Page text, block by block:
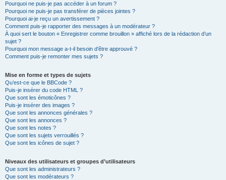
Pourquoi ne puis-je pas accéder à un forum ?
Pourquoi ne puis-je pas transférer de pièces jointes ?
Pourquoi ai-je reçu un avertissement ?
Comment puis-je rapporter des messages à un modérateur ?
À quoi sert le bouton « Enregistrer comme brouillon » affiché lors de la rédaction d’un
sujet ?
Pourquoi mon message a-t-il besoin d’être approuvé ?
Comment puis-je remonter mes sujets ?
Mise en forme et types de sujets
Qu’est-ce que le BBCode ?
Puis-je insérer du code HTML ?
Que sont les émoticônes ?
Puis-je insérer des images ?
Que sont les annonces générales ?
Que sont les annonces ?
Que sont les notes ?
Que sont les sujets verrouillés ?
Que sont les icônes de sujet ?
Niveaux des utilisateurs et groupes d’utilisateurs
Que sont les administrateurs ?
Que sont les modérateurs ?